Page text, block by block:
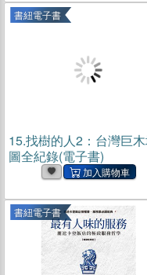
書紐電子書
15.找樹的人2：台灣巨
圖全紀錄(電子書)
書紐電子書